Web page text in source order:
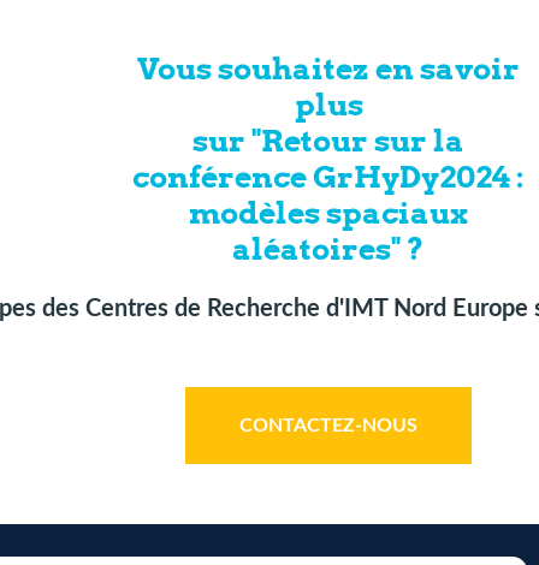
Vous souhaitez en savoir
plus
sur "Retour sur la
conférence GrHyDy2024 :
modèles spaciaux
aléatoires" ?
des Centres de Recherche d'IMT Nord
CONTACTEZ-NOUS